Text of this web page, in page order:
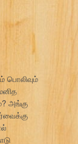
பொலிவும்
அங்கு